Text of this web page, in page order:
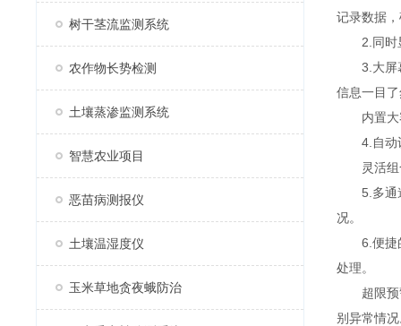
树干茎流监测系统
农作物长势检测
土壤蒸渗监测系统
智慧农业项目
恶苗病测报仪
土壤温湿度仪
玉米草地贪夜蛾防治
记录数据
2.同时显
3.大屏幕
信息一目
内置大容
4.自动识
灵活组合
5.多通道
况。
6.便捷的
处理。
超限预警
别异常情